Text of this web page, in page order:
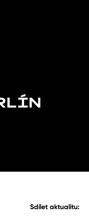
Sdílet aktualitu: